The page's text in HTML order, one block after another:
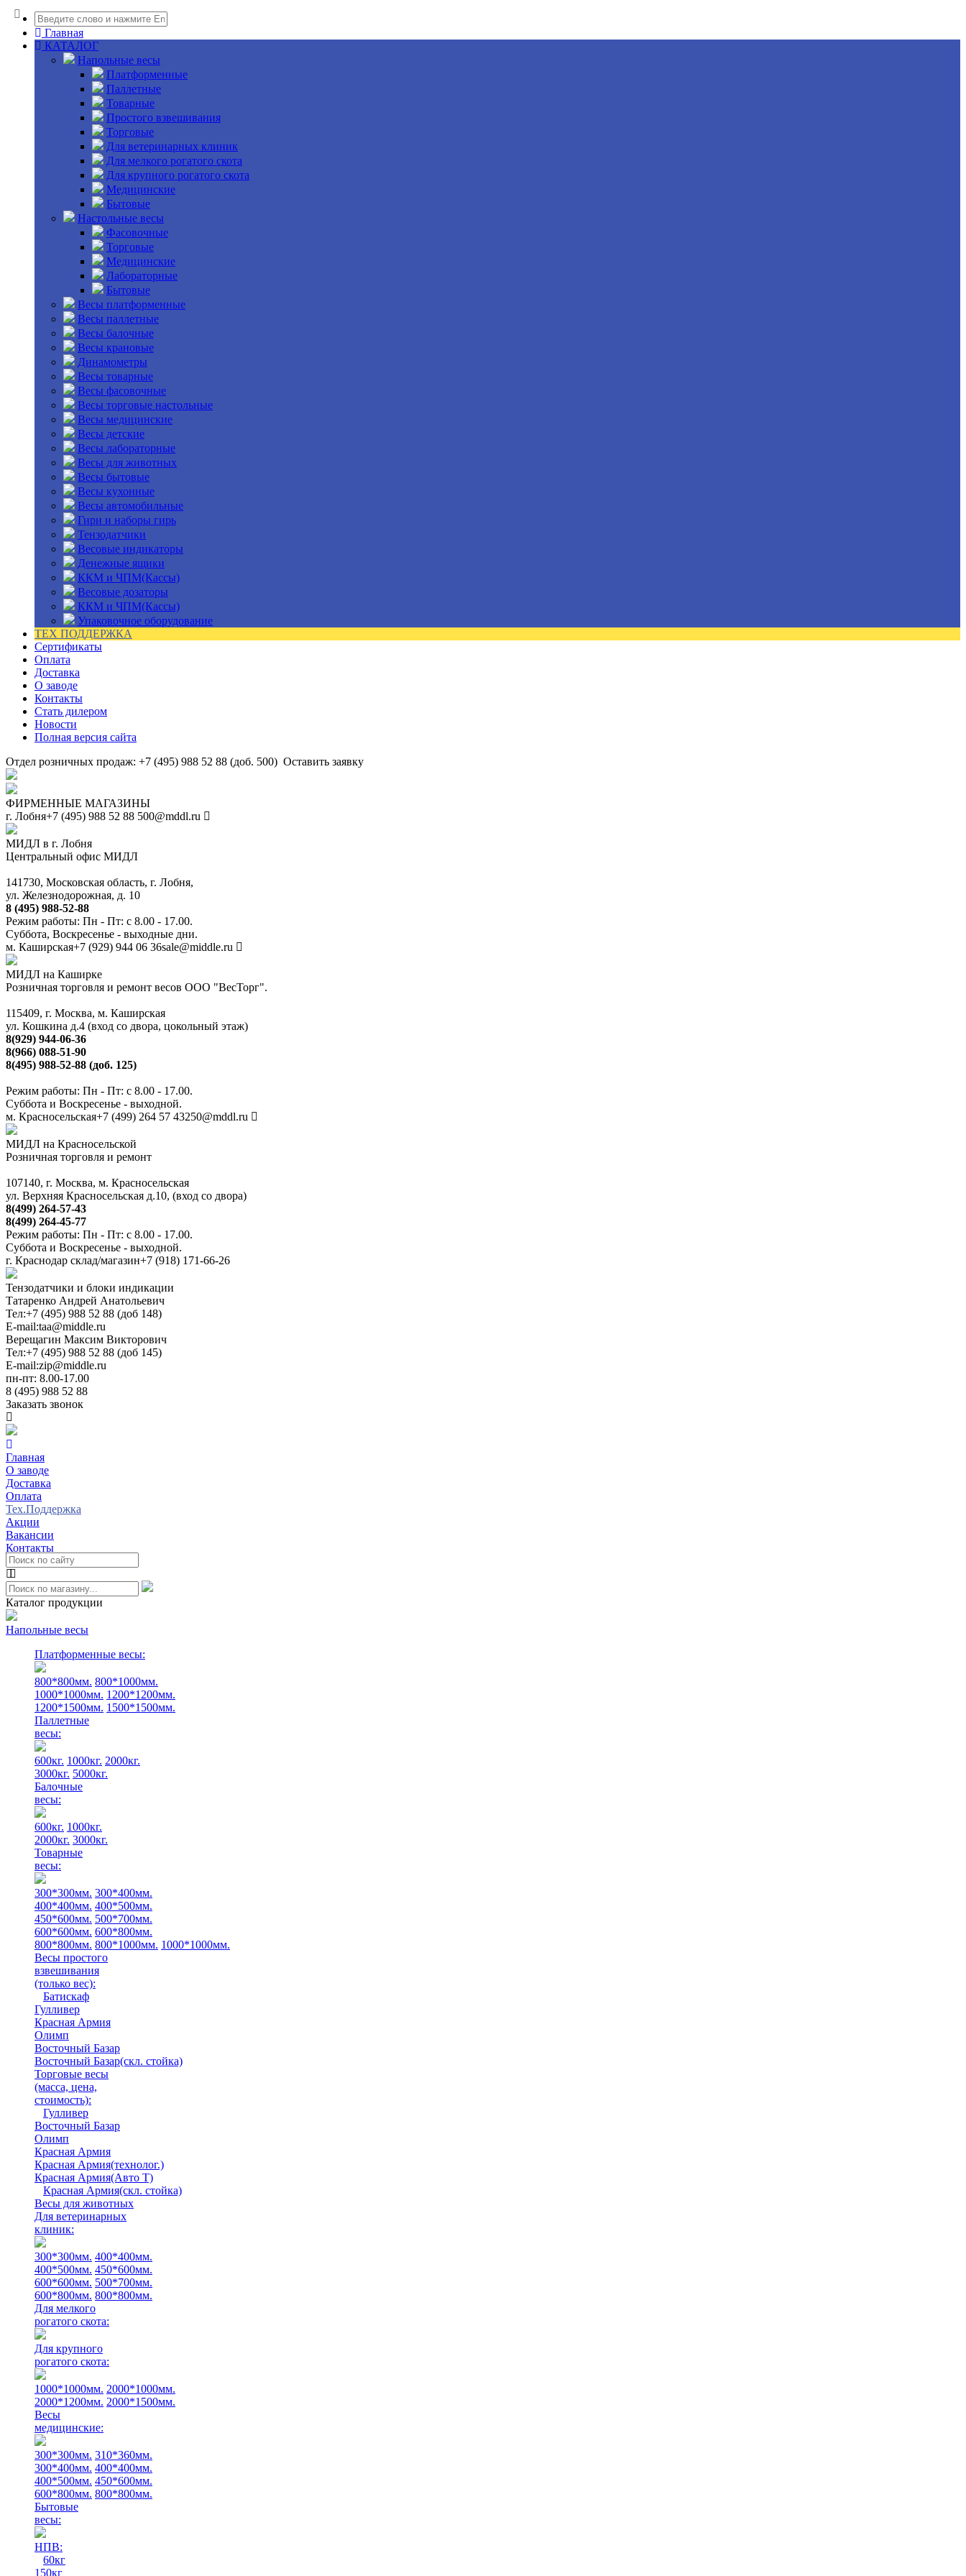
Главная
КАТАЛОГ
Напольные весы
Платформенные
Паллетные
Товарные
Простого взвешивания
Торговые
Для ветеринарных клиник
Для мелкого рогатого скота
Для крупного рогатого скота
Медицинские
Бытовые
Настольные весы
Фасовочные
Торговые
Медицинские
Лабораторные
Бытовые
Весы платформенные
Весы паллетные
Весы балочные
Весы крановые
Динамометры
Весы товарные
Весы фасовочные
Весы торговые настольные
Весы медицинские
Весы детские
Весы лабораторные
Весы для животных
Весы бытовые
Весы кухонные
Весы автомобильные
Гири и наборы гирь
Тензодатчики
Весовые индикаторы
Денежные ящики
ККМ и ЧПМ(Кассы)
Весовые дозаторы
ККМ и ЧПМ(Кассы)
Упаковочное оборудование
ТЕХ ПОДДЕРЖКА
Сертификаты
Оплата
Доставка
О заводе
Контакты
Стать дилером
Новости
Полная версия сайта
Отдел розничных продаж: +7 (495) 988 52 88 (доб. 500) Оставить заявку
ФИРМЕННЫЕ МАГАЗИНЫ
г. Лобня+7 (495) 988 52 88 500@mddl.ru
МИДЛ в г. Лобня
Центральный офис МИДЛ
141730, Московская область, г. Лобня,
ул. Железнодорожная, д. 10
8 (495) 988-52-88
Режим работы: Пн - Пт: с 8.00 - 17.00.
Суббота, Воскресенье - выходные дни.
м. Каширская+7 (929) 944 06 36sale@middle.ru
МИДЛ на Каширке
Розничная торговля и ремонт весов ООО "ВесТорг".
115409, г. Москва, м. Каширская
ул. Кошкина д.4 (вход со двора, цокольный этаж)
8(929) 944-06-36
8(966) 088-51-90
8(495) 988-52-88 (доб. 125)
Режим работы: Пн - Пт: с 8.00 - 17.00.
Суббота и Воскресенье - выходной.
м. Красносельская+7 (499) 264 57 43250@mddl.ru
МИДЛ на Красносельской
Розничная торговля и ремонт
107140, г. Москва, м. Красносельская
ул. Верхняя Красносельская д.10, (вход со двора)
8(499) 264-57-43
8(499) 264-45-77
Режим работы: Пн - Пт: с 8.00 - 17.00.
Суббота и Воскресенье - выходной.
г. Краснодар склад/магазин+7 (918) 171-66-26
Тензодатчики и блоки индикации
Татаренко Андрей Анатольевич
Тел:+7 (495) 988 52 88 (доб 148)
E-mail:taa@middle.ru
Верещагин Максим Викторович
Тел:+7 (495) 988 52 88 (доб 145)
E-mail:zip@middle.ru
пн-пт: 8.00-17.00
8 (495) 988 52 88
Заказать звонок
Главная
О заводе
Доставка
Оплата
Тех.Поддержка
Акции
Вакансии
Контакты
Каталог продукции
Напольные весы
Платформенные весы:
800*800мм. 800*1000мм.
1000*1000мм. 1200*1200мм.
1200*1500мм. 1500*1500мм.
Паллетные
весы:
600кг. 1000кг. 2000кг.
3000кг. 5000кг.
Балочные
весы:
600кг. 1000кг.
2000кг. 3000кг.
Товарные
весы:
300*300мм. 300*400мм.
400*400мм. 400*500мм.
450*600мм. 500*700мм.
600*600мм. 600*800мм.
800*800мм. 800*1000мм. 1000*1000мм.
Весы простого
взвешивания
(только вес):
Батискаф
Гулливер
Красная Армия
Олимп
Восточный Базар
Восточный Базар(скл. стойка)
Торговые весы
(масса, цена,
стоимость):
Гулливер
Восточный Базар
Олимп
Красная Армия
Красная Армия(технолог.)
Красная Армия(Авто Т)
Красная Армия(скл. стойка)
Весы для животных
Для ветеринарных
клиник:
300*300мм. 400*400мм.
400*500мм. 450*600мм.
600*600мм. 500*700мм.
600*800мм. 800*800мм.
Для мелкого
рогатого скота:
Для крупного
рогатого скота:
1000*1000мм. 2000*1000мм.
2000*1200мм. 2000*1500мм.
Весы
медицинские:
300*300мм. 310*360мм.
300*400мм. 400*400мм.
400*500мм. 450*600мм.
600*800мм. 800*800мм.
Бытовые
весы:
НПВ:
60кг
150кг